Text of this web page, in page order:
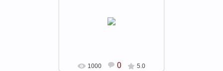
1000 0 5.0